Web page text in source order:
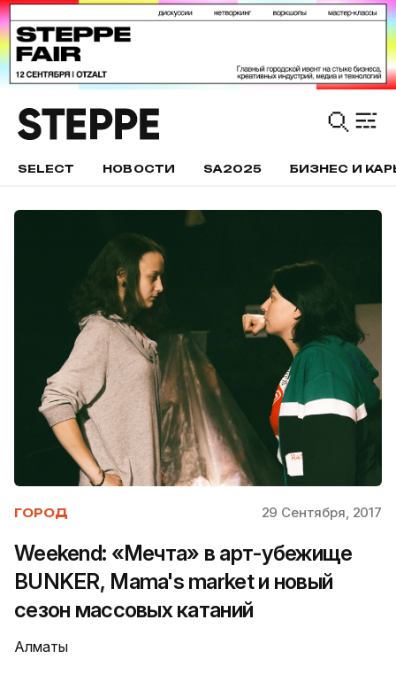
SELECT НОВОСТИ SA2025 БИЗНЕС И
ГОРОД 29 Сентября, 2017
Weekend: «Мечта» в арт-убежище
BUNKER, Mama's market и новый
сезон массовых катаний
Алматы